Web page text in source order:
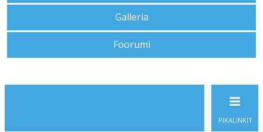
Galleria
Foorumi
PIKALINKIT